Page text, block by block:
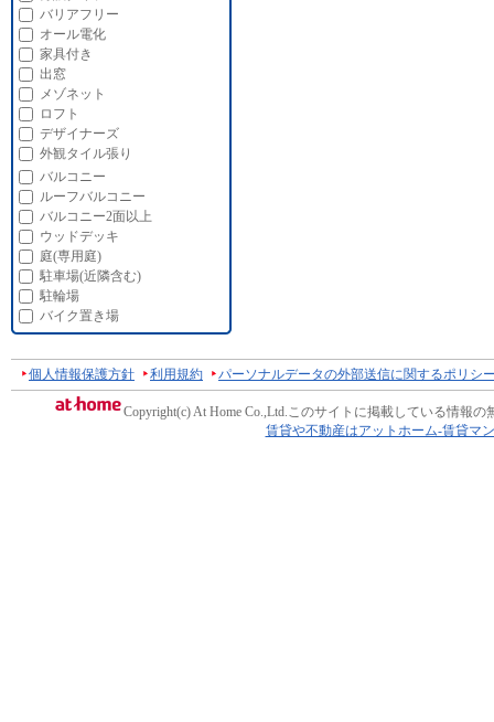
バリアフリー
オール電化
家具付き
出窓
メゾネット
ロフト
デザイナーズ
外観タイル張り
バルコニー
ルーフバルコニー
バルコニー2面以上
ウッドデッキ
庭(専用庭)
駐車場(近隣含む)
駐輪場
バイク置き場
個人情報保護方針 利用規約 パーソナルデータの外部送信に関するポリシ
Copyright(c) At Home Co.,Ltd.このサイトに掲載している情報の
賃貸や不動産はアットホーム-賃貸マ